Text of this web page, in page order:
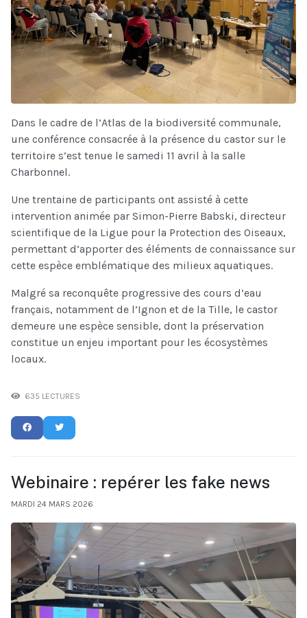
Dans le cadre de l’Atlas de la biodiversité communale,
une conférence consacrée à la présence du castor sur le
territoire s’est tenue le samedi 11 avril à la salle
Charbonnel.
Une trentaine de participants ont assisté à cette
intervention animée par Simon-Pierre Babski, directeur
scientifique de la Ligue pour la Protection des Oiseaux,
permettant d’apporter des éléments de connaissance sur
cette espèce emblématique des milieux aquatiques.
Malgré sa reconquête progressive des cours d’eau
français, notamment de l’Ignon et de la Tille, le castor
demeure une espèce sensible, dont la préservation
constitue un enjeu important pour les écosystèmes
locaux.
635 LECTURES
Webinaire : repérer les fake news
MARDI 24 MARS 2026